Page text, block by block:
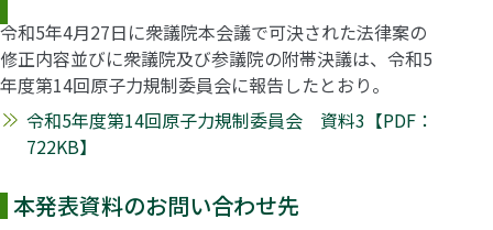
令和5年4月27日に衆議院本会議で可決された法律案の
修正内容並びに衆議院及び参議院の附帯決議は、令和5
年度第14回原子力規制委員会に報告したとおり。
令和5年度第14回原子力規制委員会 資料3【PDF：
722KB】
本発表資料のお問い合わせ先